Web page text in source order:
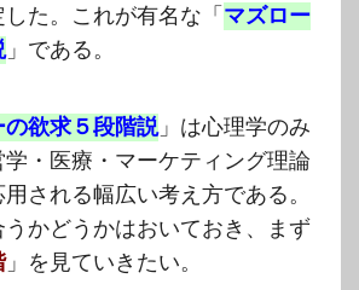
た。これが有名な「 マズロー
」である。
の欲求５段階説」は心理学のみ
・医療・マーケティング理論
される幅広い考え方である。
かどうかはおいておき、まず
」を見ていきたい。